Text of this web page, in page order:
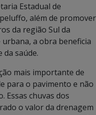
Estadual de
além de promover
da região Sul da
a obra beneficia
da saúde.
mais importante de
para o pavimento e não
Essas chuvas dos
o valor da drenagem